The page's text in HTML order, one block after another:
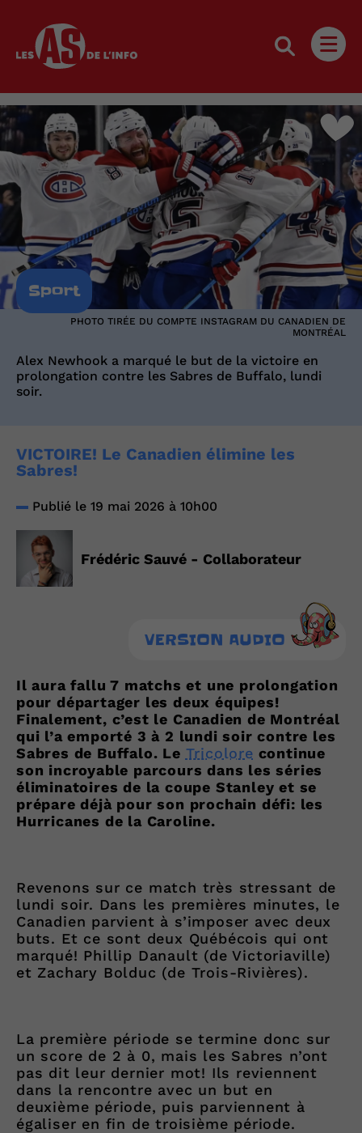
Les as de l'info
Sport
PHOTO TIRÉE DU COMPTE INSTAGRAM DU CANADIEN DE
MONTRÉAL
Alex Newhook a marqué le but de la victoire en
prolongation contre les Sabres de Buffalo, lundi
soir.
VICTOIRE! Le Canadien élimine les
Sabres!
Publié le 19 mai 2026 à 10h00
Frédéric Sauvé - Collaborateur
VERSION AUDIO
Il aura fallu 7 matchs et une prolongation
pour départager les deux équipes!
Finalement, c’est le Canadien de Montréal
qui l’a emporté 3 à 2 lundi soir contre les
Sabres de Buffalo. Le Tricolore continue
son incroyable parcours dans les séries
éliminatoires de la coupe Stanley et se
prépare déjà pour son prochain défi: les
Hurricanes de la Caroline.
Revenons sur ce match très stressant de
lundi soir. Dans les premières minutes, le
Canadien parvient à s’imposer avec deux
buts. Et ce sont deux Québécois qui ont
marqué! Phillip Danault (de Victoriaville)
et Zachary Bolduc (de Trois-Rivières).
La première période se termine donc sur
un score de 2 à 0, mais les Sabres n’ont
pas dit leur dernier mot! Ils reviennent
dans la rencontre avec un but en
deuxième période, puis parviennent à
égaliser en fin de troisième période.